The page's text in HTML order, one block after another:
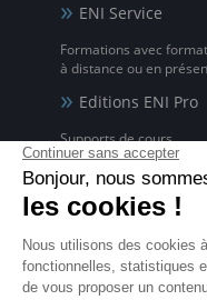
ENI Service
Formations avec
à distance ou en
Editions ENI Pro
Supports de cours
pour les organismes de
ENI elearning
La solution de
disponible en 5 langues
Certifications ENI